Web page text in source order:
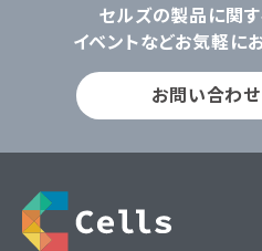
セルズの製品に関
イベントなどお気軽に
お問い合わせ